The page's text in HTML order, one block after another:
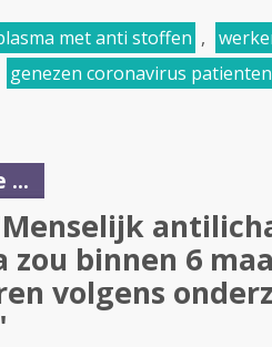
met anti stoffen ,
genezen coronavirus patienten
...
zou binnen 6
volgens